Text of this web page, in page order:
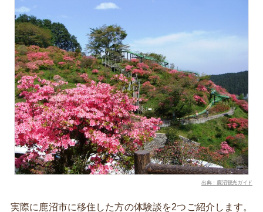
出典：鹿沼観光ガイド
実際に鹿沼市に移住した方の体験談を2つご紹介します。